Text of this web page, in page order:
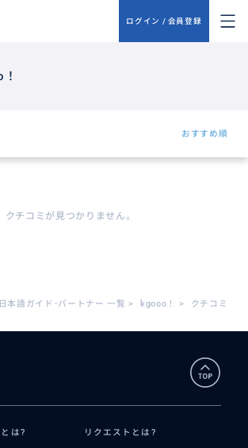
ログイン / 会員登録
おすすめ順
クチコミが見つかりません。
日本語ガイド･パートナー 一覧 > kgooo！ > クチコミ
は? リクエストとは?